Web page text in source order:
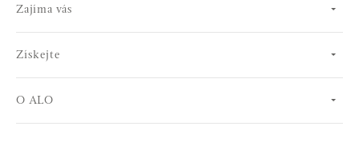
Zajíma vás
Získejte
O ALO